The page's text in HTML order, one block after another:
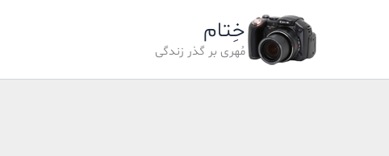
خِتام
مُهری بر گذر زندگی